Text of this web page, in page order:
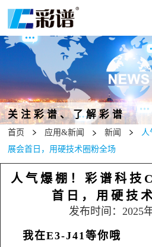
关注彩谱、了解彩谱
首页 应用&新闻 新闻
人
展会首日，用硬技术圈粉全场
人气爆棚！彩谱科
首日，用硬技
发布时间：2025
我在E3-J41等你哦